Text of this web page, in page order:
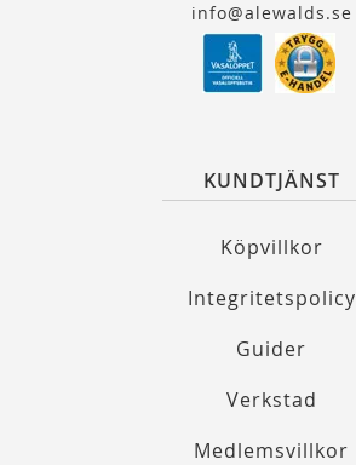
info@alewalds.se
KUNDTJÄNST
Köpvillkor
Integritetspolicy
Guider
Verkstad
Medlemsvillkor